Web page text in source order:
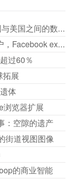
Axa赞助La French Touch会议促进法国与美国之间的数字创新和创业
遇见Meipai，中文应用程序与100M用户，Facebook exec呼叫'Instagram用于视频'
过60％
拓展
体
浏览器扩展
：空隙的遗产
街道视图图像
的商业智能